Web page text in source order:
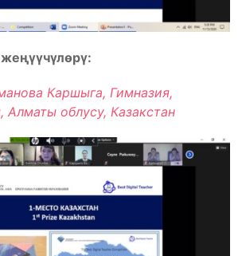
Каршыга, Гимназия,
Алматы облусу, Казакстан